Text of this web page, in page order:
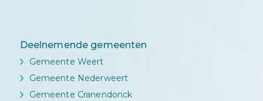
Deelnemende gemeenten
Gemeente Weert
Gemeente Nederweert
Gemeente Cranendonck